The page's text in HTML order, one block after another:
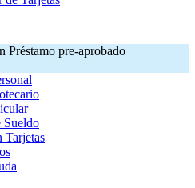
Préstamo pre-aprobado
Sueldo
Tarjetas